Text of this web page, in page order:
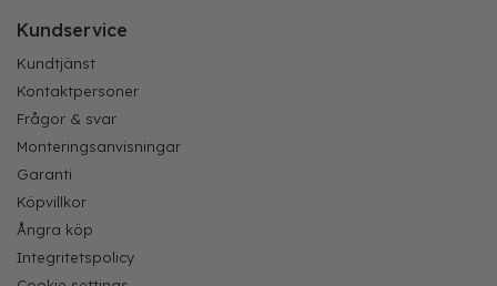
Kundservice
Kundtjänst
Kontaktpersoner
Frågor & svar
Monteringsanvisningar
Garanti
Köpvillkor
Ångra köp
Integritetspolicy